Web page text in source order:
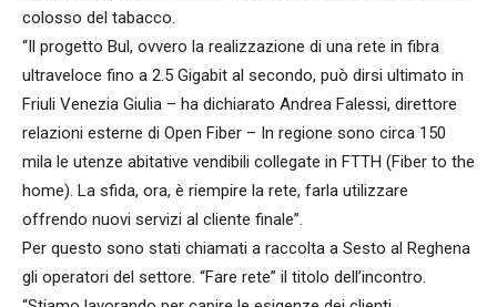
colosso del tabacco.
“Il progetto Bul, ovvero la realizzazione di una rete in fibra
ultraveloce fino a 2.5 Gigabit al secondo, può dirsi ultimato in
Friuli Venezia Giulia – ha dichiarato Andrea Falessi, direttore
relazioni esterne di Open Fiber – In regione sono circa 150
mila le utenze abitative vendibili collegate in FTTH (Fiber to the
home). La sfida, ora, è riempire la rete, farla utilizzare
offrendo nuovi servizi al cliente finale”.
Per questo sono stati chiamati a raccolta a Sesto al Reghena
gli operatori del settore. “Fare rete” il titolo dell’incontro.